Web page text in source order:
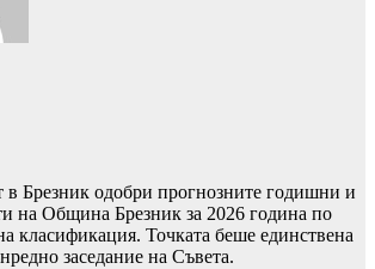
Брезник одобри прогнозните годишни и
на Община Брезник за 2026 година по
класификация. Точката беше единствена
заседание на Съвета.